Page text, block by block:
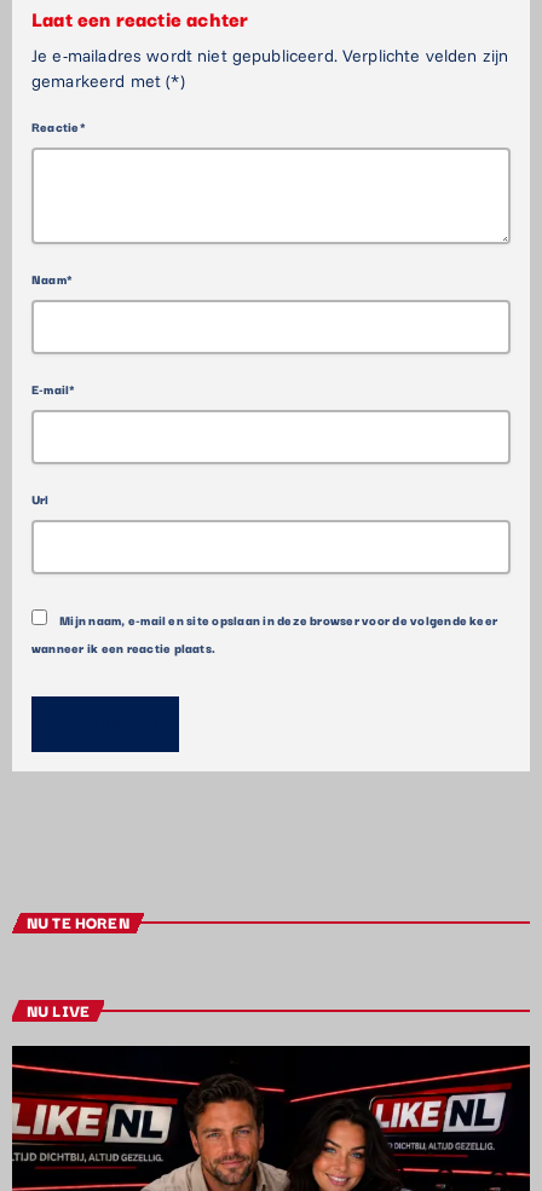
Laat een reactie achter
Je e-mailadres wordt niet gepubliceerd. Verplichte velden zijn
gemarkeerd met (*)
Reactie*
Naam*
E-mail*
Url
Mijn naam, e-mail en site opslaan in deze browser voor de volgende keer
wanneer ik een reactie plaats.
NU TE HOREN
NU LIVE